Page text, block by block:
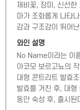
제비꽃, 장미, 신선
마가 조화롭게 나타
감과 구조감이 뛰어
와인 설명
No Name이라는 이
아코모 보르고뇨의
대형 콘트리트 발효
발효를 거친 후, 대
동안 숙성 후, 출시된